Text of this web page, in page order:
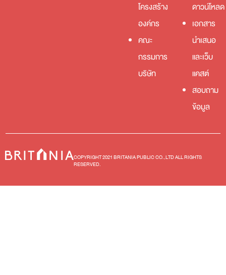
โครงสร้าง
องค์กร
คณะ
กรรมการ
บริษัท
ดาวน์โหลด
เอกสาร
นำเสนอ
และเว็บ
แคสต์
สอบถาม
ข้อมูล
COPYRIGHT 2021 BRITANIA PUBLIC CO.,LTD ALL RIGHTS
RESERVED.